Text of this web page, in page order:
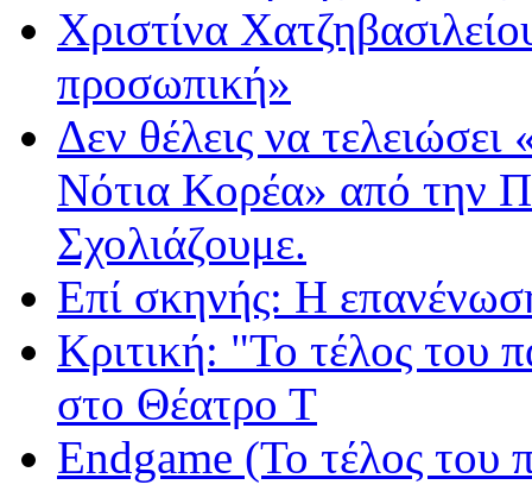
Χριστίνα
προσωπική»
Δεν θέλεις να
Νότια Κορέα» από την
Σχολιάζουμε.
Επί σκηνής: Η
Κριτική: "Το τέλος του
στο Θέατρο Τ
Endgame (Το τέλος του